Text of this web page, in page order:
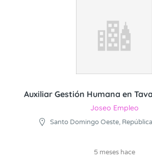
Auxiliar Gestión Humana en
Joseo Empleo
Santo Domingo Oeste,
5 meses hace